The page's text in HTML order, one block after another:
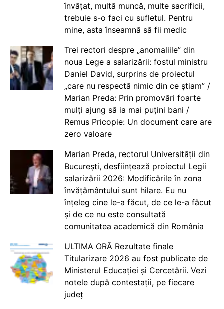
învățat, multă muncă, multe sacrificii,
trebuie s-o faci cu sufletul. Pentru
mine, asta înseamnă să fii medic
Trei rectori despre „anomaliile” din
noua Lege a salarizării: fostul ministru
Daniel David, surprins de proiectul
„care nu respectă nimic din ce știam” /
Marian Preda: Prin promovări foarte
mulți ajung să ia mai puțini bani /
Remus Pricopie: Un document care are
zero valoare
Marian Preda, rectorul Universității din
București, desființează proiectul Legii
salarizării 2026: Modificările în zona
învățământului sunt hilare. Eu nu
înțeleg cine le-a făcut, de ce le-a făcut
și de ce nu este consultată
comunitatea academică din România
ULTIMA ORĂ Rezultate finale
Titularizare 2026 au fost publicate de
Ministerul Educației și Cercetării. Vezi
notele după contestații, pe fiecare
județ